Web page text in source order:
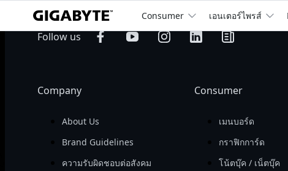
Consumer เอนเตอร์ไพรส์
billion
Operating
Follow us
Company
About Us
Brand Guidelines
ความรับผิดชอบต่อสังคม
Consumer
เมนบอร์ด
กราฟิกการ์ด
โน้ตบุ๊ค / เน็ตบุ๊ค